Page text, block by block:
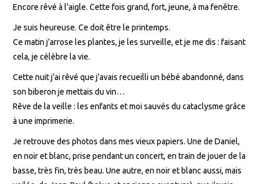
Encore rêvé à l’aigle. Cette fois grand, fort, jeune, à ma fenêtre.
Je suis heureuse. Ce doit être le printemps.
Ce matin j’arrose les plantes, je les surveille, et je me dis : faisant
cela, je célèbre la vie.
Cette nuit j’ai rêvé que j’avais recueilli un bébé abandonné, dans
son biberon je mettais du vin…
Rêve de la veille : les enfants et moi sauvés du cataclysme grâce
à une imprimerie.
Je retrouve des photos dans mes vieux papiers. Une de Daniel,
en noir et blanc, prise pendant un concert, en train de jouer de la
basse, très fin, très beau. Une autre, en noir et blanc aussi, mais